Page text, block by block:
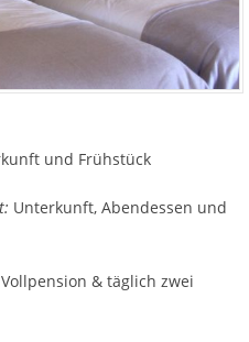
und Frühstück
Unterkunft, Abendessen und
Vollpension & täglich zwei